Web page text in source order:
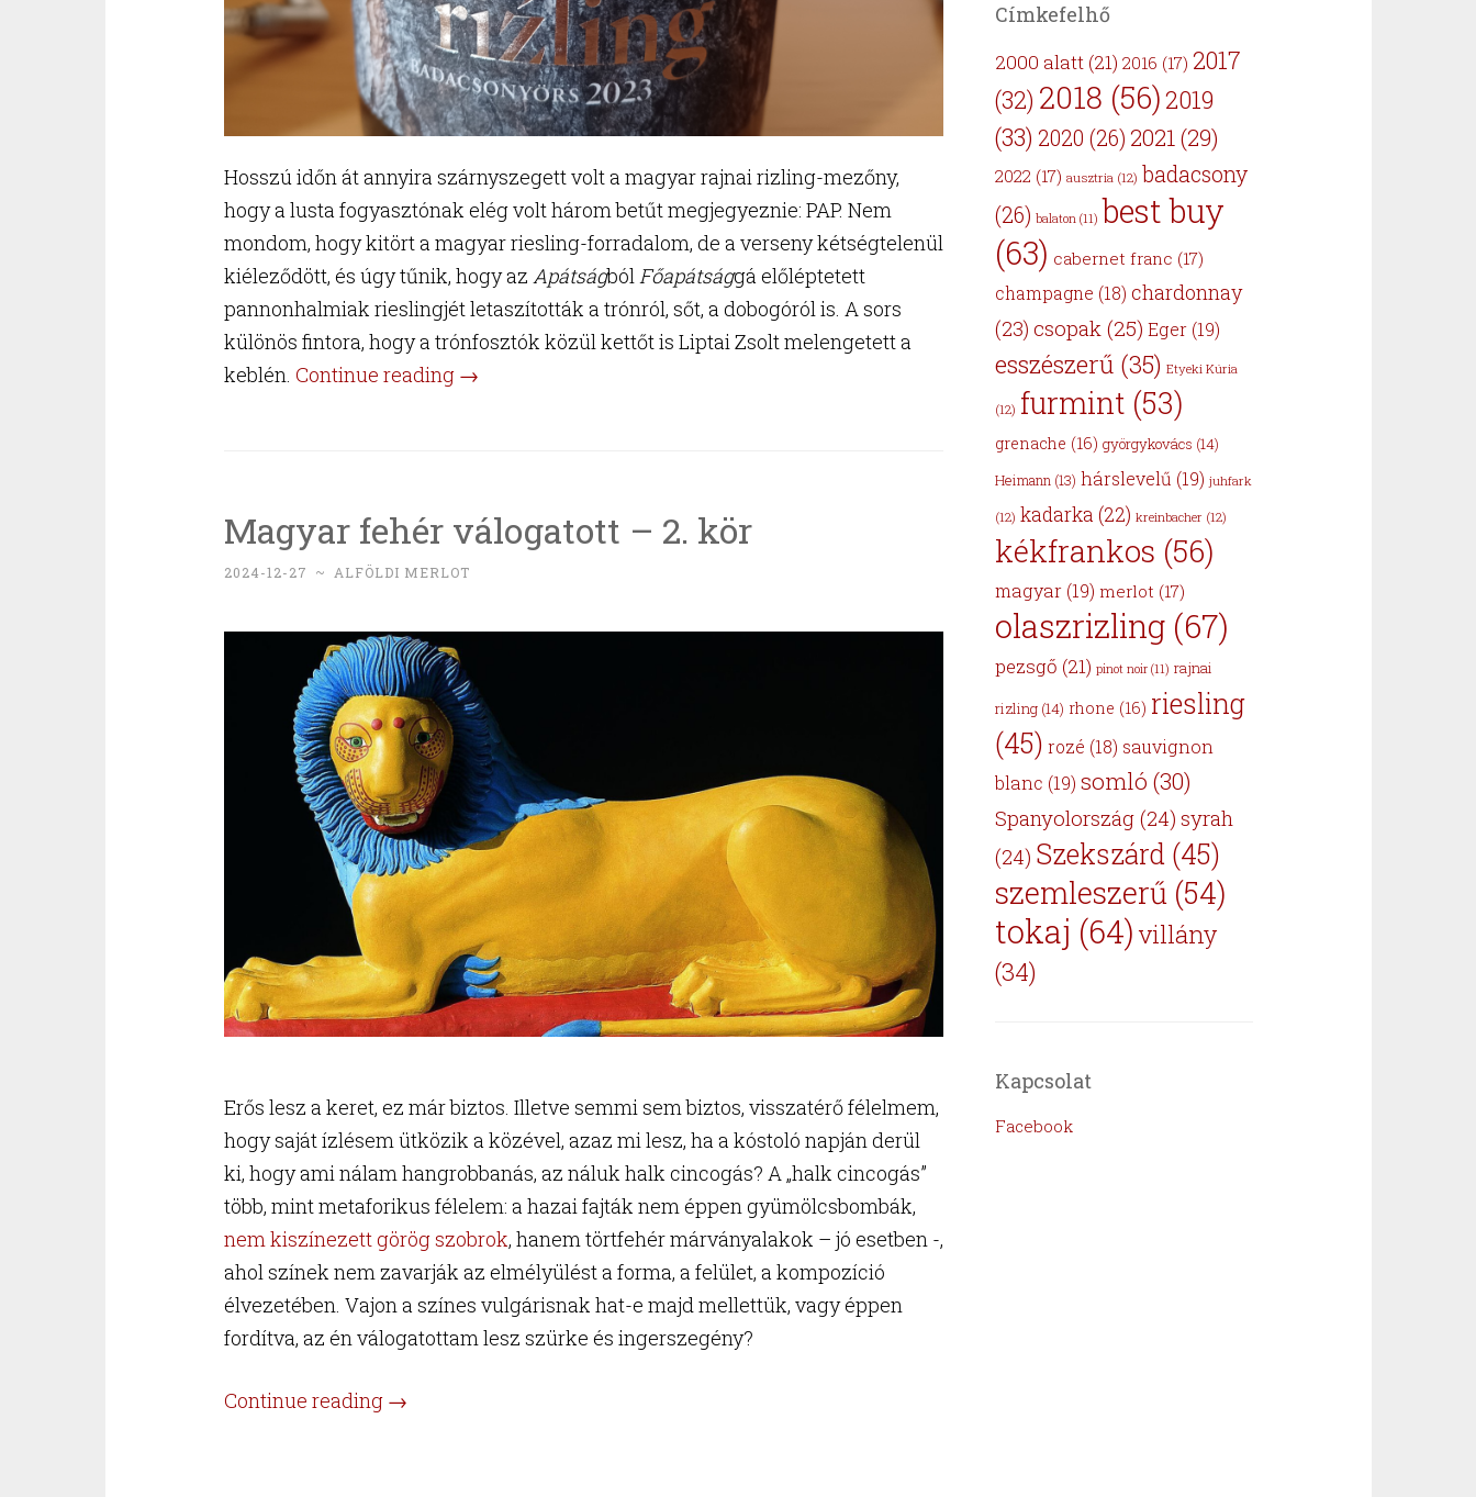
Hosszú időn át annyira szárnyszegett volt a magyar rajnai rizling-mezőny,
hogy a lusta fogyasztónak elég volt három betűt megjegyeznie: PAP. Nem
mondom, hogy kitört a magyar riesling-forradalom, de a verseny kétségtelenül
kiéleződött, és úgy tűnik, hogy az ApátságbólFőapátsággá előléptetett
pannonhalmiak rieslingjét letaszították a trónról, sőt, a dobogóról is. A sors
különös fintora, hogy a trónfosztók közül kettőt is Liptai Zsolt melengetett a
keblén. Continue reading “Trónfosztás”
→
Magyar fehér válogatott – 2. kör
2024-12-27 ~ ALFÖLDI MERLOT
Erős lesz a keret, ez már biztos. Illetve semmi sem biztos, visszatérő félelmem,
hogy saját ízlésem ütközik a közével, azaz mi lesz, ha a kóstoló napján derül
ki, hogy ami nálam hangrobbanás, az náluk halk cincogás? A „halk cincogás”
több, mint metaforikus félelem: a hazai fajták nem éppen gyümölcsbombák,
nem kiszínezett görög szobrok, hanem törtfehér márványalakok – jó esetben -,
ahol színek nem zavarják az elmélyülést a forma, a felület, a kompozíció
élvezetében. Vajon a színes vulgárisnak hat-e majd mellettük, vagy éppen
fordítva, az én válogatottam lesz szürke és ingerszegény?
Continue reading “Magyar
→
Címkefelhő
2000 alatt (21) 2016 (17) 2017
(32) 2018 (56)2019
(33) 2020 (26) 2021(29)
2022 (17) ausztria (12) badacsony
(26) balaton (11) best buy
(63) cabernet franc (17)
champagne (18) chardonnay
(23) csopak (25) Eger (19)
esszészerű (35) Etyeki Kúria
(12) furmint (53)
grenache (16) györgykovács (14)
Heimann (13) hárslevelű (19) juhfark
(12) kadarka (22) kreinbacher (12)
kékfrankos (56)
magyar (19) merlot (17)
olaszrizling (67)
pezsgő (21) pinot noir (11) rajnai
rizling (14) rhone (16) riesling
(45) rozé (18) sauvignon
blanc (19) somló (30)
Spanyolország (24) syrah
(24) Szekszárd (45)
szemleszerű (54)
tokaj (64) villány
(34)
Kapcsolat
Facebook